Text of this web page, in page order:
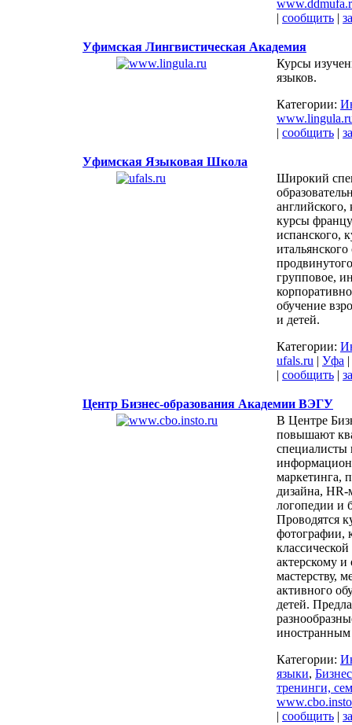
| сообщить |
Уфимская Лингвистическая Академия
Курсы
языков.
Категории:
| сообщить |
Уфимская Языковая Школа
Широкий
курсы
испанского,
групповое,
обучение
и детей.
Категории:
ufals.ru | Уфа |
| сообщить |
Центр Бизнес-образования Академии ВЭГУ
В Центре
повышают
специалисты
маркетинга,
дизайна,
логопедии и
Проводятся
фотографии,
актерскому и
мастерству,
активного
детей.
Категории:
языки,
тренинги,
| сообщить |